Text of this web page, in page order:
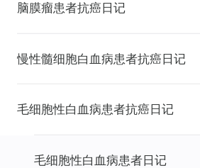
脑膜瘤患者抗癌日记
慢性髓细胞⽩⾎病患者抗癌日记
⽑细胞性⽩⾎病患者抗癌日记
⽑细胞性⽩⾎病患者日记